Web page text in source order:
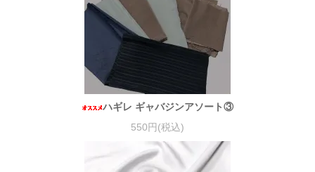
ハギレ ギャバジンアソート③
550円(税込)